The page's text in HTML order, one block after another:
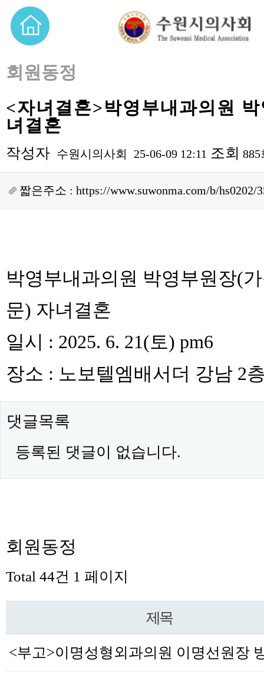
회원동정
<자녀결혼>박영부내과의원
녀결혼
작성자 수원시의사회 25-06-09 12:11 조회 885
짧은주소 : https://www.suwonma.com/b/hs0202/
박영부내과의원 박영부원장(
문) 자녀결혼
일시 : 2025. 6. 21(토) pm6
장소 : 노보텔엠배서더 강남 2
댓글목록
등록된 댓글이 없습니다.
회원동정
Total 44건 1 페이지
제목